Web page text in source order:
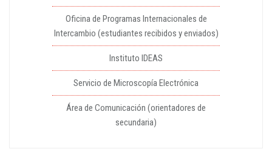
Oficina de Programas Internacionales de
Intercambio (estudiantes recibidos y enviados)
Instituto IDEAS
Servicio de Microscopía Electrónica
Área de Comunicación (orientadores de
secundaria)